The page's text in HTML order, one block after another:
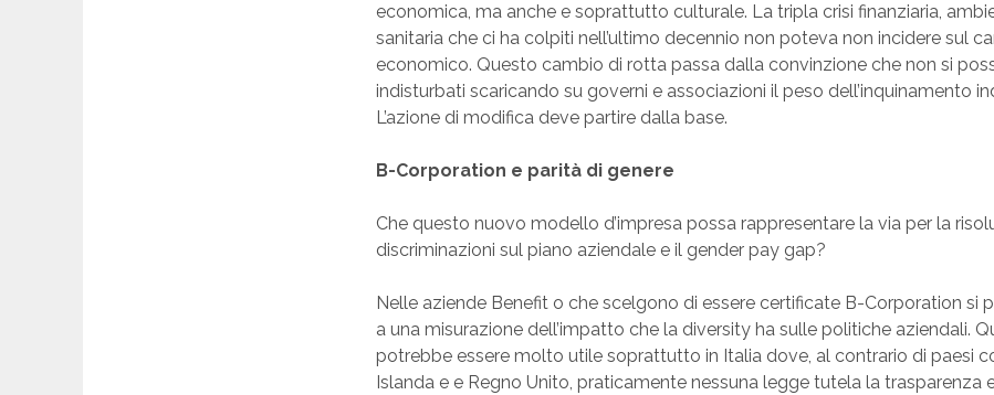
economica, ma anche e soprattutto culturale. La tripla crisi finanziaria,
sanitaria che ci ha colpiti nell’ultimo decennio non poteva non incidere sul
economico. Questo cambio di rotta passa dalla convinzione che non si
indisturbati scaricando su governi e associazioni il peso dell’inquinamento
L’azione di modifica deve partire dalla base.
B-Corporation e parità di genere
Che questo nuovo modello d’impresa possa rappresentare la via per la
discriminazioni sul piano aziendale e il gender pay gap?
Nelle aziende Benefit o che scelgono di essere certificate B-Corporation si
a una misurazione dell’impatto che la diversity ha sulle politiche aziendali.
potrebbe essere molto utile soprattutto in Italia dove, al contrario di paesi
Islanda e e Regno Unito, praticamente nessuna legge tutela la trasparenza